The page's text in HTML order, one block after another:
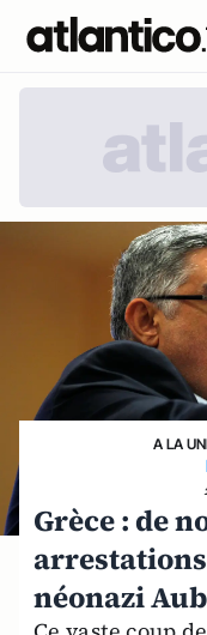
A LA
Grèce : de
néonazi